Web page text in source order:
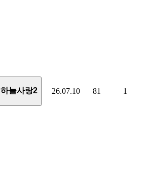
하늘사랑2 26.07.10 81 1